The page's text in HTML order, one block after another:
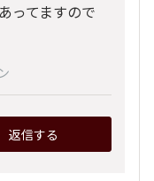
ってますので
返信する